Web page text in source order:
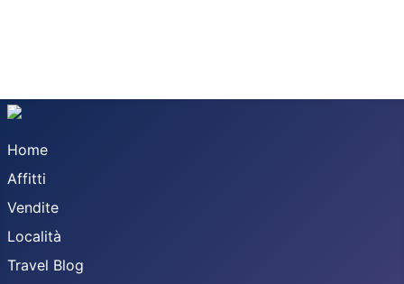
Home
Affitti
Vendite
Località
Travel Blog